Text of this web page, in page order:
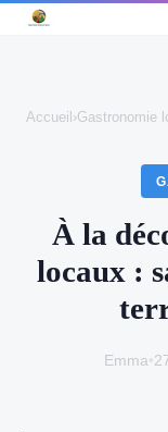
Accueil ›Gastronomie
À la
locaux :
Emma•